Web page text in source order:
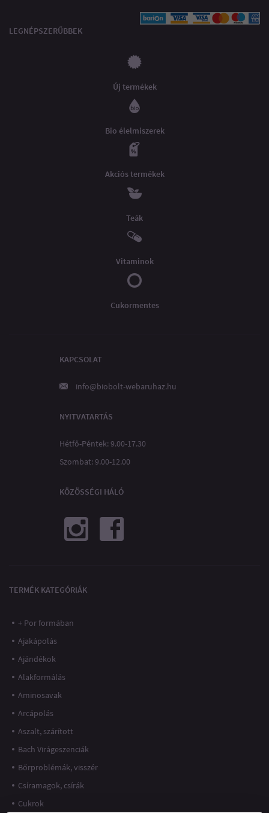
LEGNÉPSZERŰBBEK
Új termékek
Bio élelmiszerek
Akciós termékek
Teák
Vitaminok
Cukormentes
KAPCSOLAT
info@biobolt-webaruhaz.hu
NYITVATARTÁS
Hétfő-Péntek: 9.00-17.30
Szombat: 9.00-12.00
KÖZÖSSÉGI HÁLÓ
TERMÉK KATEGÓRIÁK
+ Por formában
Ajakápolás
Ajándékok
Alakformálás
Aminosavak
Arcápolás
Aszalt, szárított
Bach Virágeszenciák
Bőrproblémák, visszér
Csíramagok, csírák
Cukrok